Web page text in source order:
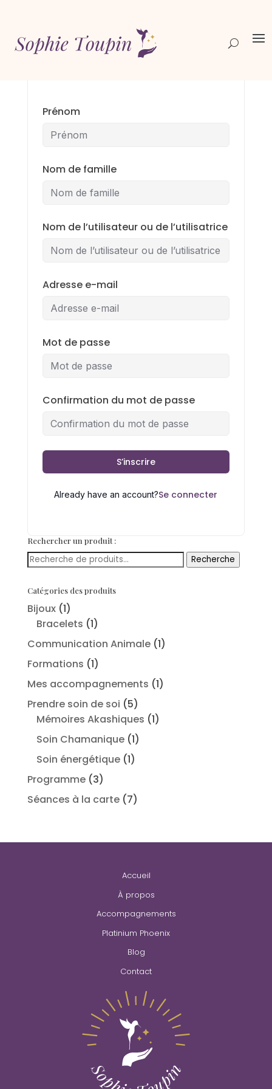
Page d’inscription des apprenants
Prénom
Nom de famille
Nom de l’utilisateur ou de l’utilisatrice
Adresse e-mail
Mot de passe
Confirmation du mot de passe
S’inscrire
Already have an account?Se connecter
Rechercher un produit :
Recherche
Recherche
Catégories des produits
Bijoux (1)
Bracelets (1)
Communication Animale (1)
Formations (1)
Mes accompagnements (1)
Prendre soin de soi (5)
Mémoires Akashiques (1)
Soin Chamanique (1)
Soin énergétique (1)
Programme (3)
Séances à la carte (7)
Accueil
À propos
Accompagnements
Platinium Phoenix
Blog
Contact